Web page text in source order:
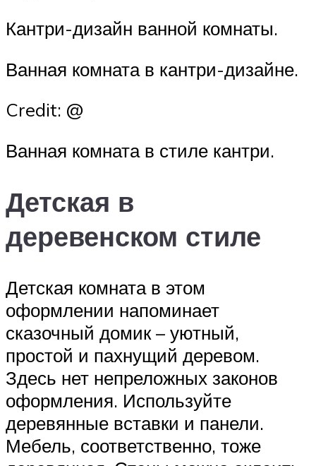
Кантри-дизайн ванной комнаты.
Ванная комната в кантри-дизайне.
Credit: @
Ванная комната в стиле кантри.
Детская в
деревенском стиле
Детская комната в этом
оформлении напоминает
сказочный домик – уютный,
простой и пахнущий деревом.
Здесь нет непреложных законов
оформления. Используйте
деревянные вставки и панели.
Мебель, соответственно, тоже